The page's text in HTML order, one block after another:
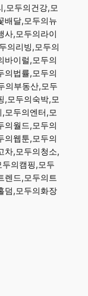
,모두의건강,모
배달,모두의뉴
사,모두의라이
의리빙,모두의
바이럴,모두의
의법률,모두의
의부동산,모두
,모두의숙박,모
모두의엔터,모
의월드,모두의
의웹툰,모두의
차,모두의청소,
의캠핑,모두
렌드,모두의트
덤,모두의화장